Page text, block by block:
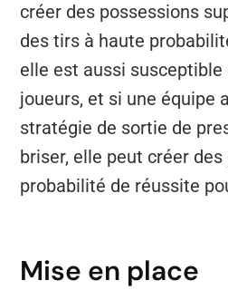
créer des possessions
des tirs à haute
elle est aussi
joueurs, et si une équipe
stratégie de sortie de
briser, elle peut créer
probabilité de réussite
Mise en place